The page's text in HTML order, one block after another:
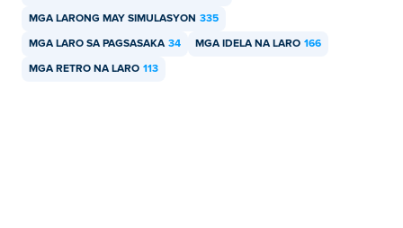
MGA LARONG MAY SIMULASYON 335
MGA LARO SA PAGSASAKA 34 MGA IDELA NA LARO 166
MGA RETRO NA LARO 113